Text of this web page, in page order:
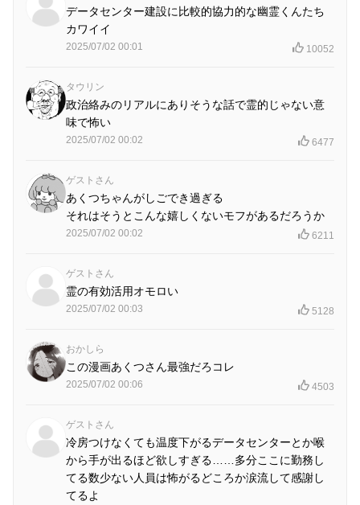
データセンター建設に比較的協力的な幽霊くんたち
カワイイ
2025/07/02 00:01 10052
タウリン
政治絡みのリアルにありそうな話で霊的じゃない意
味で怖い
2025/07/02 00:02 6477
ゲストさん
あくつちゃんがしごでき過ぎる
それはそうとこんな嬉しくないモフがあるだろうか
2025/07/02 00:02 6211
ゲストさん
霊の有効活用オモロい
2025/07/02 00:03 5128
おかしら
この漫画あくつさん最強だろコレ
2025/07/02 00:06 4503
ゲストさん
冷房つけなくても温度下がるデータセンターとか喉
から手が出るほど欲しすぎる……多分ここに勤務し
てる数少ない人員は怖がるどころか涙流して感謝し
てるよ